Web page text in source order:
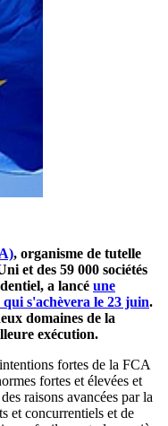
, organisme de tutelle
et des 59 000 sociétés
a lancé une
s'achèvera le 23 juin.
domaines de la
exécution.
fortes de la FCA
fortes et élevées et
raisons avancées par la
et concurrentiels et de